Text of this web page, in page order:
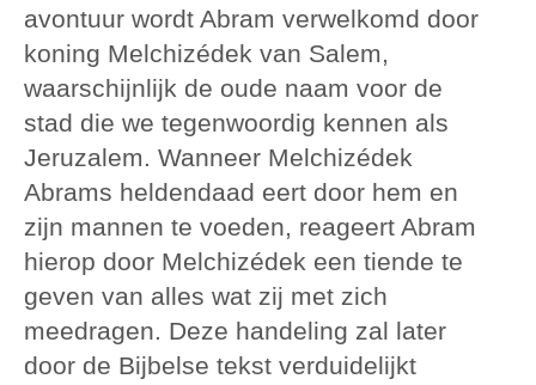
avontuur wordt Abram verwelkomd door
koning Melchizédek van Salem,
waarschijnlijk de oude naam voor de
stad die we tegenwoordig kennen als
Jeruzalem. Wanneer Melchizédek
Abrams heldendaad eert door hem en
zijn mannen te voeden, reageert Abram
hierop door Melchizédek een tiende te
geven van alles wat zij met zich
meedragen. Deze handeling zal later
door de Bijbelse tekst verduidelijkt